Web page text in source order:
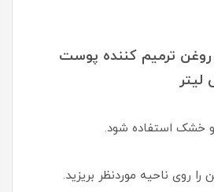
ترمیم کننده پوست